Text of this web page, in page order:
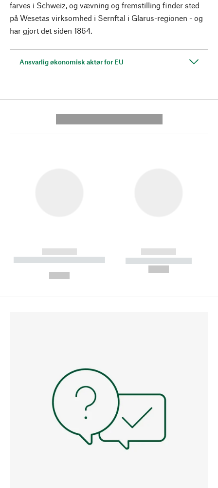
farves i Schweiz, og vævning og fremstilling finder sted
på Wesetas virksomhed i Sernftal i Glarus-regionen - og
har gjort det siden 1864.
Ansvarlig økonomisk aktør for EU
------------
----------- ----------- --------
------------
----------- -----------